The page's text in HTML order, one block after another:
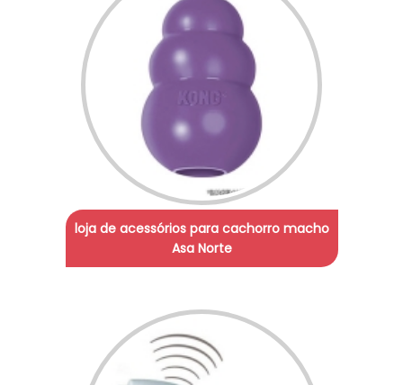
loja de acessórios para cachorro macho
Asa Norte